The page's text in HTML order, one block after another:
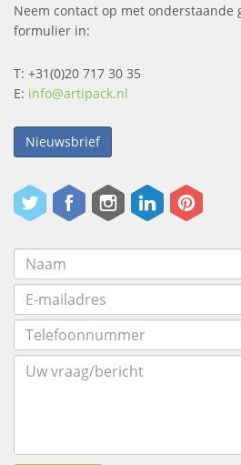
Neem contact op met onderstaande
formulier in:
T: +31(0)20 717 30 35
E: info@artipack.nl
Nieuwsbrief